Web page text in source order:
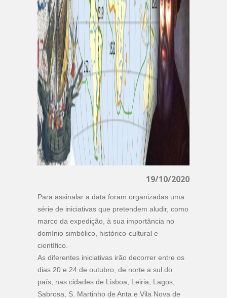
19/10/2020
Para assinalar a data foram organizadas uma
série de iniciativas que pretendem aludir, como
marco da expedição, à sua importância no
domínio simbólico, histórico-cultural e
científico.
As diferentes iniciativas irão decorrer entre os
dias 20 e 24 de outubro, de norte a sul do
país, nas cidades de Lisboa, Leiria, Lagos,
Sabrosa, S. Martinho de Anta e Vila Nova de